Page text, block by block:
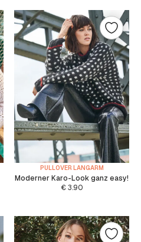
PULLOVER LANGARM
Moderner Karo-Look ganz easy!
€3.90